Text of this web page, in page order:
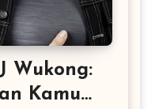
Wukong:
Kamu